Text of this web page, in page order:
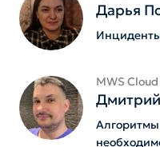
Дарья
MWS
Алгоритмы